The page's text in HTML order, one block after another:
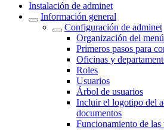
Instalación de adminet
Información general
Configuración de adminet
Organización del menú
Primeros pasos para
Oficinas y
Roles
Usuarios
Árbol de usuarios
Incluir el logotipo del
documentos
Funcionamiento de